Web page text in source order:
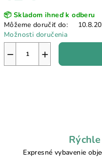
Jednotková
cena:
📦 Skladom ihneď k odberu
Môžeme doručiť do:
Možnosti doručenia
+
−
Expresné vybavenie